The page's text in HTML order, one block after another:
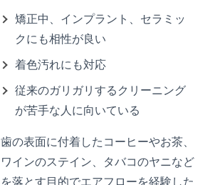
矯正中、インプラント、セラミッ
クにも相性が良い
着色汚れにも対応
従来のガリガリするクリーニング
が苦手な人に向いている
歯の表面に付着したコーヒーやお茶、
ワインのステイン、タバコのヤニなど
を落とす目的でエアフローを経験した